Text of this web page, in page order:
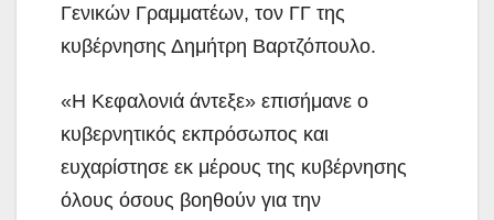
Γενικών Γραμματέων, τον ΓΓ της
κυβέρνησης Δημήτρη Βαρτζόπουλο.
«Η Κεφαλονιά άντεξε» επισήμανε ο
κυβερνητικός εκπρόσωπος και
ευχαρίστησε εκ μέρους της κυβέρνησης
όλους όσους βοηθούν για την